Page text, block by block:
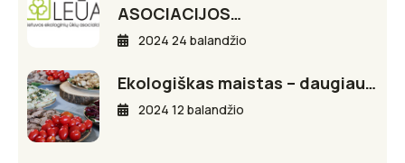
ASOCIACIJOS…
2024 24 balandžio
Ekologiškas maistas – daugiau…
2024 12 balandžio